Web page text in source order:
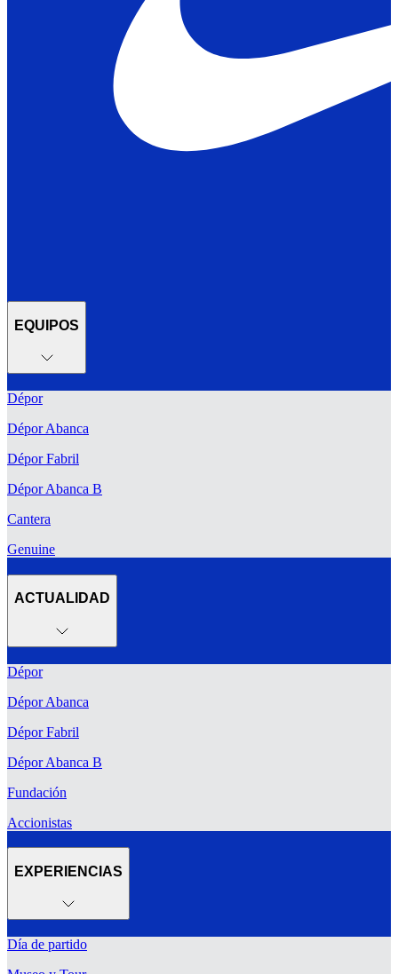
EQUIPOS
Dépor
Dépor Abanca
Dépor Fabril
Dépor Abanca B
Cantera
Genuine
ACTUALIDAD
Dépor
Dépor Abanca
Dépor Fabril
Dépor Abanca B
Fundación
Accionistas
EXPERIENCIAS
Día de partido